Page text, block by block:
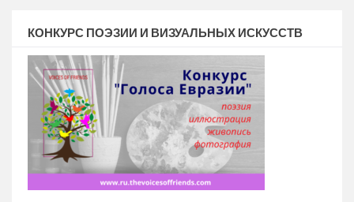
КОНКУРС ПОЭЗИИ И ВИЗУАЛЬНЫХ ИСКУССТВ